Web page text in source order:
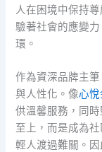
人在困境中保持
驗著社會的應變
環。
作為資深品牌主
與人性化。像心
供溫馨服務，同
至上，而是成為
輕人渡過難關。